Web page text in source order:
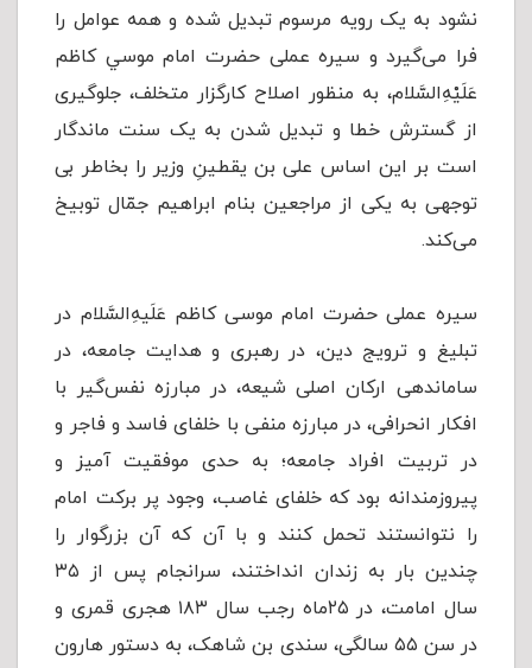
نشود به یک رویه مرسوم تبدیل شده و همه عوامل را
فرا می‌گیرد و سیره عملی حضرت امام موسي کاظم
عَلَيْهِ‌السَّلام، به منظور اصلاح کارگزار متخلف، جلوگیری
از گسترش خطا و تبدیل شدن به یک سنت ماندگار
است بر این اساس علی بن یقطینِ وزیر را بخاطر بی
توجهی به یکی از مراجعین بنام ابراهیم جمّال توبیخ
می‌کند.
سیره عملی حضرت امام موسی کاظم عَلَیهِ‌السَّلام در
تبلیغ و ترویج دین، در رهبری و هدایت جامعه، در
ساماندهی ارکان اصلی شیعه، در مبارزه نفس‌گیر با
افکار انحرافی، در مبارزه منفی با خلفای فاسد و فاجر و
در تربیت افراد جامعه؛ به حدی موفقیت آمیز و
پیروزمندانه بود که خلفای غاصب، وجود پر برکت امام
را نتوانستند تحمل کنند و با آن که آن بزرگوار را
چندین بار به زندان انداختند، سرانجام پس از ۳۵
سال امامت، در ۲۵ماه رجب سال ۱۸۳ هجری قمری و
در سن ۵۵ سالگی، سندی بن شاهک، به دستور هارون